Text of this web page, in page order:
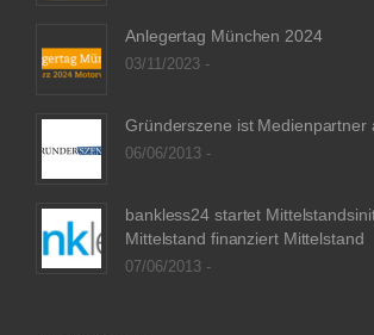
Anlegertag München 2024
03/11/2023 -
Gründerszene ist Medienpartner
06/06/2013 -
bankless24 startet
Mittelstand finanziert Mittelstand
07/06/2013 -